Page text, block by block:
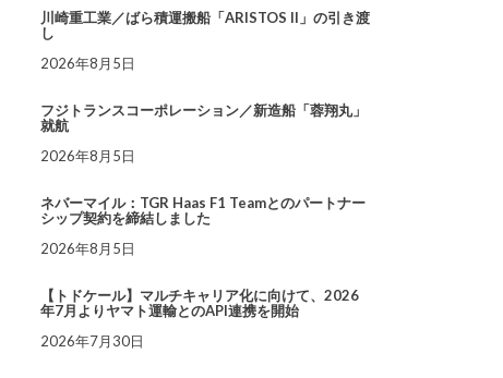
川崎重工業／ばら積運搬船「ARISTOS II」の引き渡
し
2026年8月5日
フジトランスコーポレーション／新造船「蓉翔丸」
就航
2026年8月5日
ネバーマイル：TGR Haas F1 Teamとのパートナー
シップ契約を締結しました
2026年8月5日
【トドケール】マルチキャリア化に向けて、2026
年7月よりヤマト運輸とのAPI連携を開始
2026年7月30日